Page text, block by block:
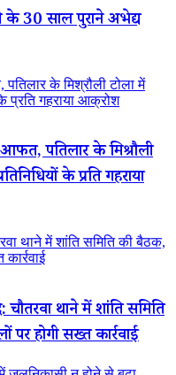
के 30 साल पुराने अभेद्य
के मिश्रौली टोला में
प्रति गहराया आक्रोश
पतिलार के मिश्रौली
के प्रति गहराया
थाने में शांति समिति की बैठक,
थाने में शांति समिति
होगी सख्त कार्रवाई